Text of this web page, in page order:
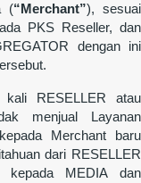
(“Merchant”), sesuai
PKS Reseller, dan
dengan ini
RESELLER atau
menjual Layanan
Merchant baru
dari RESELLER
kepada MEDIA dan